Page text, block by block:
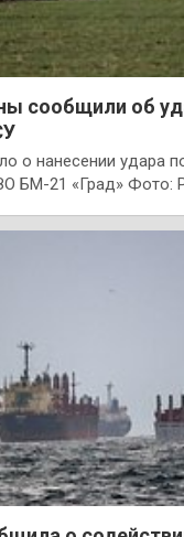
сообщили об
о нанесении удара
БМ-21 «Град» Фото: